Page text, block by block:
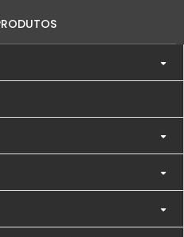
/ ALAVACA DE FREIO